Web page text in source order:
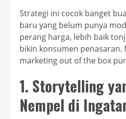
Strategi ini cocok banget
baru yang belum punya
perang harga, lebih baik
bikin konsumen penasaran.
marketing out of the box
1. Storytelling
Nempel di